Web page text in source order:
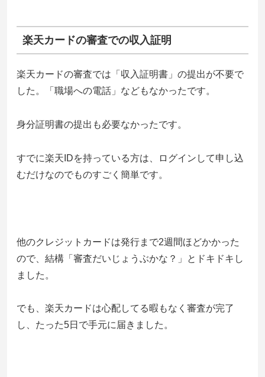
楽天カードの審査での収入証明
楽天カードの審査では「収入証明書」の提出が不要で
した。「職場への電話」などもなかったです。
身分証明書の提出も必要なかったです。
すでに楽天IDを持っている方は、ログインして申し込
むだけなのでものすごく簡単です。
他のクレジットカードは発行まで2週間ほどかかった
ので、結構「審査だいじょうぶかな？」とドキドキし
ました。
でも、 楽天カードは心配してる暇もなく審査が完了
し、たった5日で手元に届きました。